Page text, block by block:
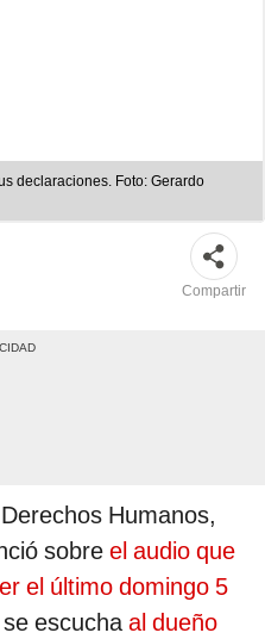
declaraciones. Foto: Gerardo
Compartir
Humanos,
sobre el audio que
el último domingo 5
escuchaal dueño